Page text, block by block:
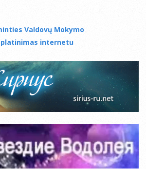
Valdovų Mokymo
platinimas internetu